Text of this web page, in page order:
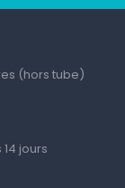
(hors tube)
jours